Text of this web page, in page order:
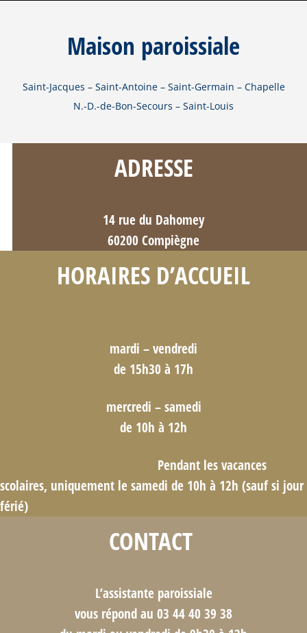
Maison paroissiale
Saint-Jacques – Saint-Antoine – Saint-Germain – Chapelle
N.-D.-de-Bon-Secours – Saint-Louis
ADRESSE
14 rue du Dahomey
60200 Compiègne
HORAIRES D’ACCUEIL
mardi – vendredi
de 15h30 à 17h
mercredi – samedi
de 10h à 12h
Pendant les vacances
scolaires, uniquement le samedi de 10h à 12h (sauf si jour
férié)
CONTACT
L’assistante paroissiale
vous répond au 03 44 40 39 38